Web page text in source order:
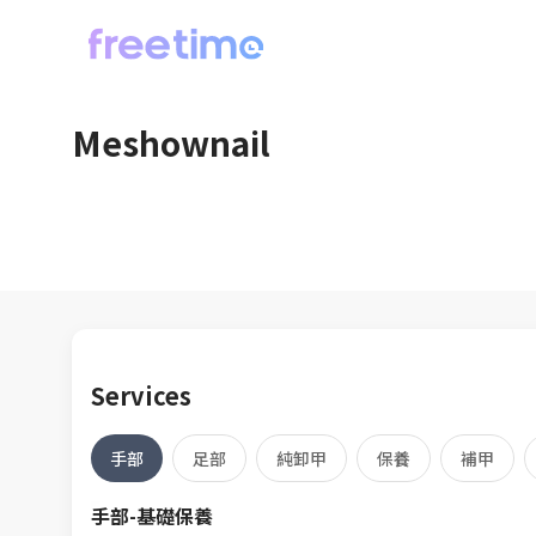
Meshownail
Services
手部 足部 純卸甲 保養 補甲
手部-基礎保養